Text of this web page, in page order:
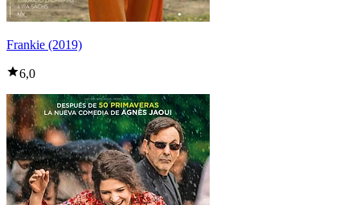
Frankie (2019)
6,0